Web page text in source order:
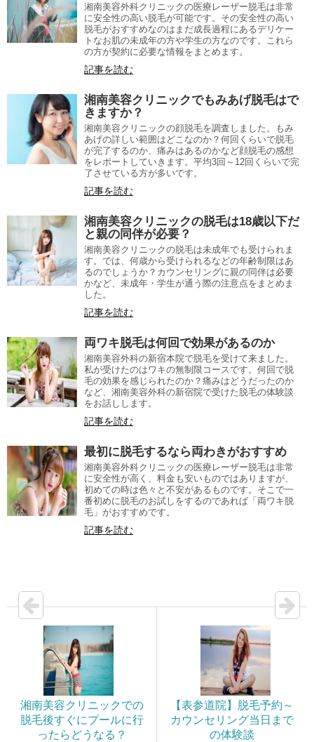
湘南美容外科クリニックの医療レーザー脱毛は非常
に安全性の高い脱毛が可能です。その安全性の高い
脱毛がおすすめなのはまだ成長過程にあるデリケー
トなお肌の未成年の方や学生の方なのです。これら
の方が契約に必要な情報をまとめます。
記事を読む
湘南美容クリニックでもみあげ脱毛はで
きますか？
湘南美容クリニックの顔脱毛を調査しました。もみ
あげの詳しい範囲はどこなのか？何回くらいで脱毛
が完了するのか、痛みはあるのかなど顔脱毛の感想
をレポートしていきます。平均3回～12回くらいで完
了させている方が多いです。
記事を読む
湘南美容クリニックの脱毛は18歳以下だ
と親の同伴が必要？
湘南美容クリニックの脱毛は未成年でも受けられま
す。では、何歳から受けられるなどの年齢制限はあ
るのでしょうか？カウンセリングに親の同伴は必要
かなど、未成年・学生が通う際の注意点をまとめま
した。
記事を読む
両ワキ脱毛は何回で効果があるのか
湘南美容外科の新宿本院で脱毛を受けて来ました。
私が受けたのはワキの無制限コースです。何回で脱
毛の効果を感じられたのか？痛みはどうだったのか
など、湘南美容外科の新宿院で受けた脱毛の体験談
をお話しします。
記事を読む
最初に脱毛するなら両わきがおすすめ
湘南美容外科クリニックの医療レーザー脱毛は非常
に安全性が高く、料金も安いものではありますが、
初めての時は色々と不安があるものです。そこで一
番初めに脱毛のお試しをするのであれば「両ワキ脱
毛」がおすすめです。
記事を読む
湘南美容クリニックでの
脱毛後すぐにプールに行
ったらどうなる？
【表参道院】脱毛予約～
カウンセリング当日まで
の体験談